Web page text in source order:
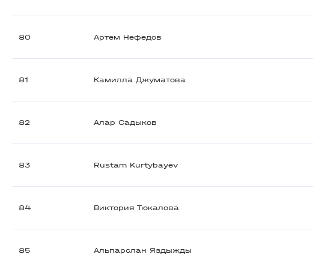
80 Артем Нефедов
81 Камилла Джуматова
82 Алар Садыков
83 Rustam Kurtybayev
84 Виктория Тюкалова
85 Альпарслан Яздыжды